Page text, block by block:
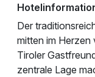
Der
mitten im Herzen
Tiroler
zentrale Lage